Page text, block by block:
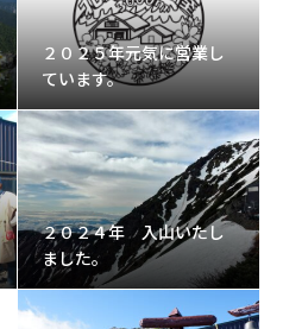
２０２５年元気に営業し
ています。
２０２４年 入山いたし
ました。